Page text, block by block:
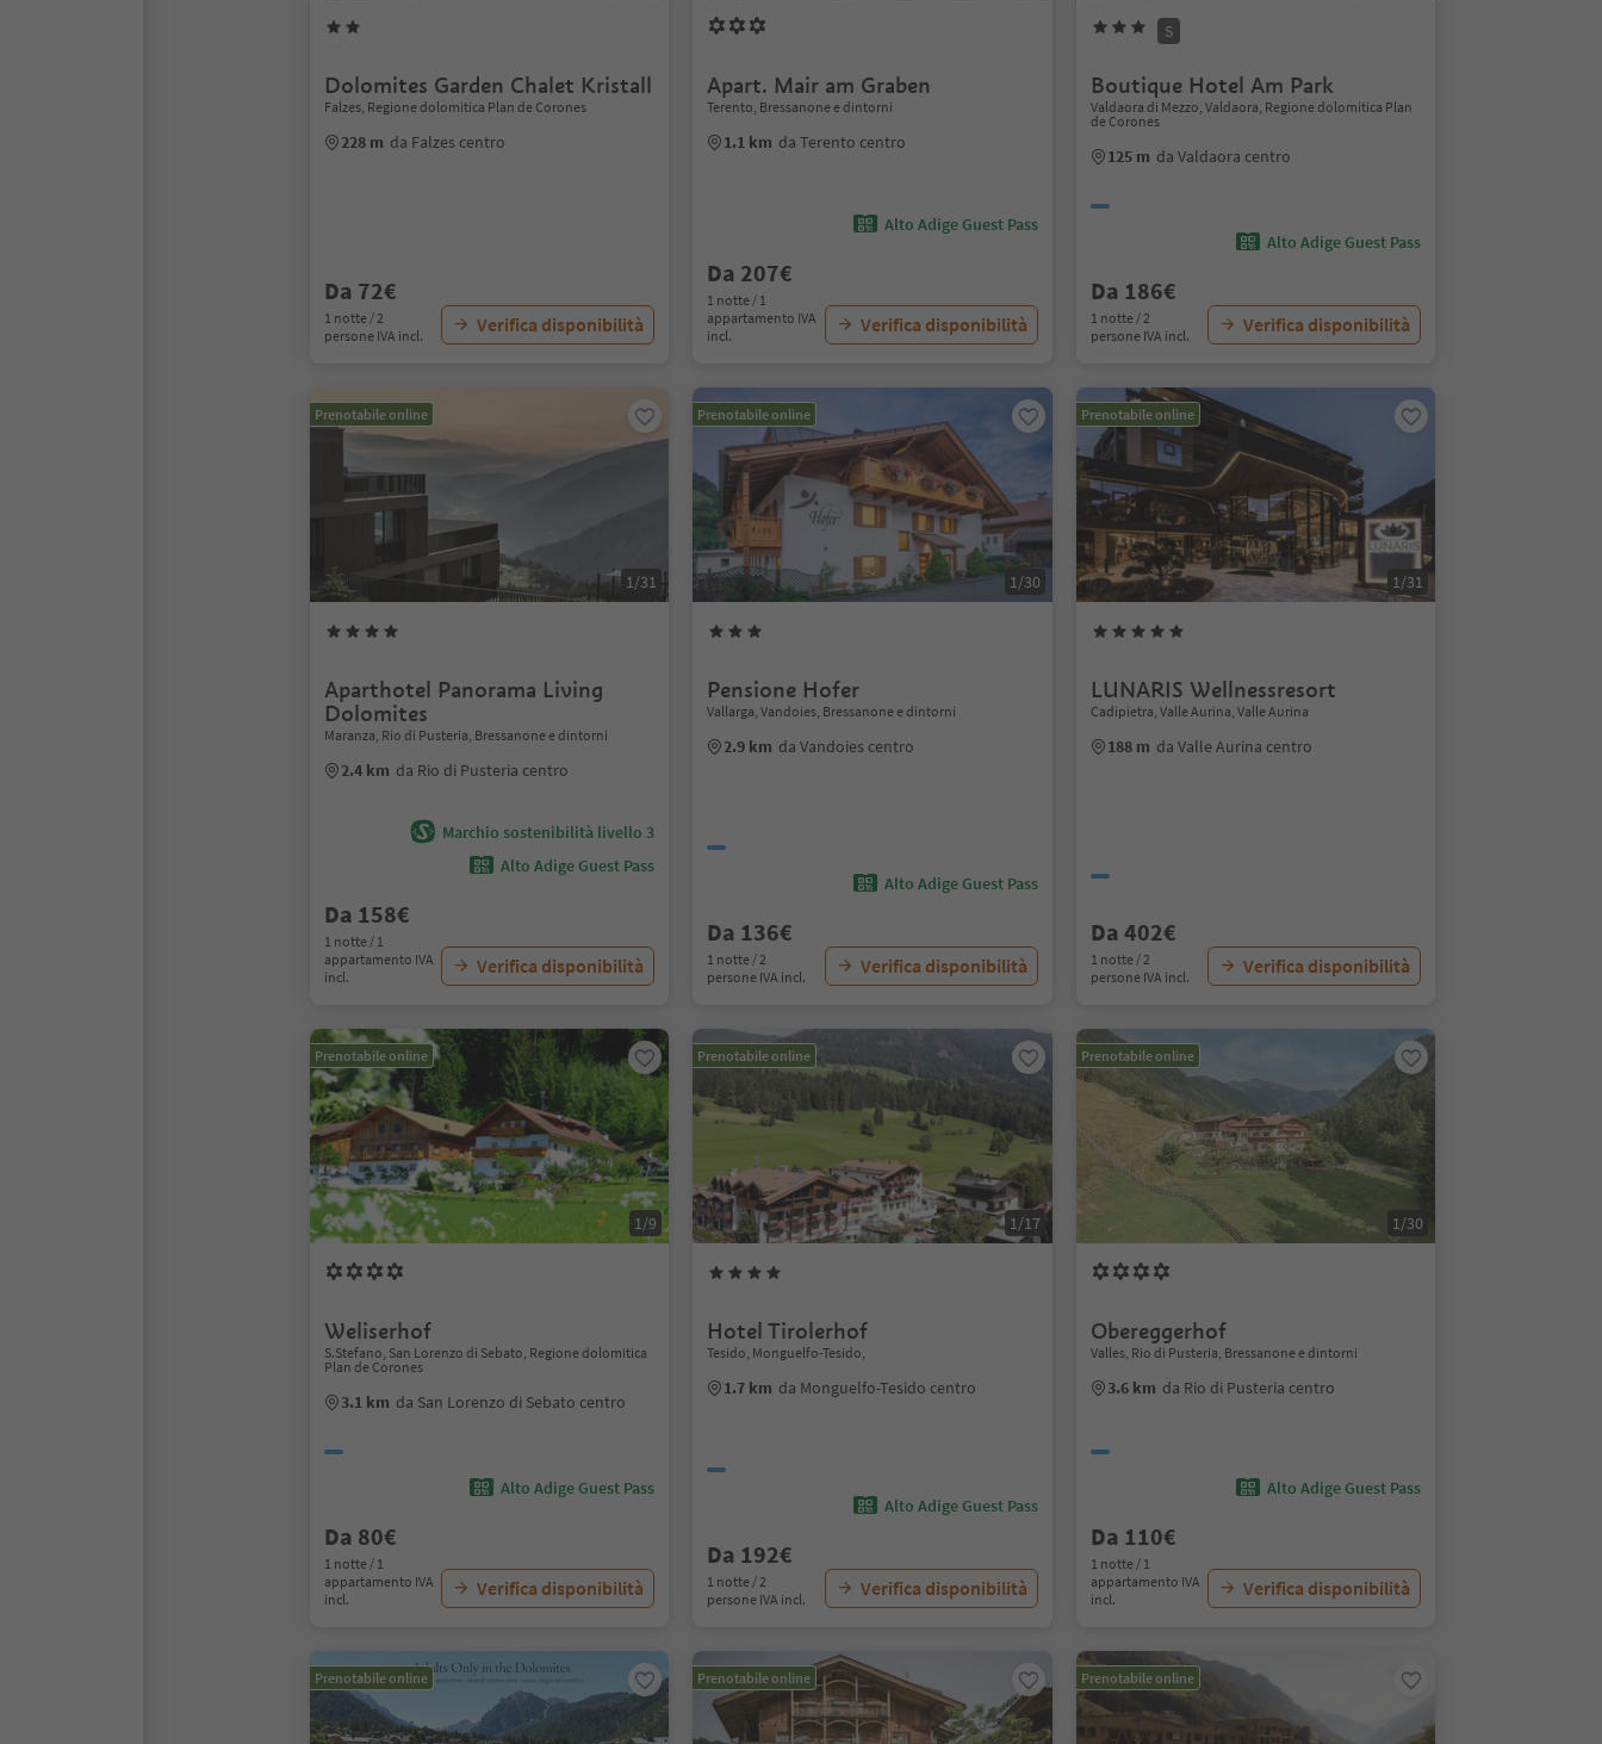
Dolomites Garden Chalet Kristall
Falzes, Regione dolomitica Plan de Corones
228 m da Falzes centro
Da 72€
1 notte / 2
persone IVA incl.
Verifica disponibilità
Apart. Mair am Graben
Terento, Bressanone e dintorni
1.1 km da Terento centro
Alto Adige Guest Pass
Da 207€
1 notte / 1
appartamento IVA
incl.
Verifica disponibilità
S
Boutique Hotel Am Park
Valdaora di Mezzo, Valdaora, Regione dolomitica Plan
de Corones
125 m da Valdaora centro
Alto Adige Guest Pass
Da 186€
1 notte / 2
persone IVA incl.
Verifica disponibilità
Prenotabile online
1/31
Aparthotel Panorama Living
Dolomites
Maranza, Rio di Pusteria, Bressanone e dintorni
2.4 km da Rio di Pusteria centro
Marchio sostenibilità livello 3
Alto Adige Guest Pass
Da 158€
1 notte / 1
appartamento IVA
incl.
Verifica disponibilità
Prenotabile online
1/30
Pensione Hofer
Vallarga, Vandoies, Bressanone e dintorni
2.9 km da Vandoies centro
Alto Adige Guest Pass
Da 136€
1 notte / 2
persone IVA incl.
Verifica disponibilità
Prenotabile online
1/31
LUNARIS Wellnessresort
Cadipietra, Valle Aurina, Valle Aurina
188 m da Valle Aurina centro
Da 402€
1 notte / 2
persone IVA incl.
Verifica disponibilità
Prenotabile online
1/9
Weliserhof
S.Stefano, San Lorenzo di Sebato, Regione dolomitica
Plan de Corones
3.1 km da San Lorenzo di Sebato centro
Alto Adige Guest Pass
Da 80€
1 notte / 1
appartamento IVA
incl.
Verifica disponibilità
Prenotabile online
1/17
Hotel Tirolerhof
Tesido, Monguelfo-Tesido,
1.7 km da Monguelfo-Tesido centro
Alto Adige Guest Pass
Da 192€
1 notte / 2
persone IVA incl.
Verifica disponibilità
Prenotabile online
1/30
Obereggerhof
Valles, Rio di Pusteria, Bressanone e dintorni
3.6 km da Rio di Pusteria centro
Alto Adige Guest Pass
Da 110€
1 notte / 1
appartamento IVA
incl.
Verifica disponibilità
Prenotabile online Prenotabile online Prenotabile online